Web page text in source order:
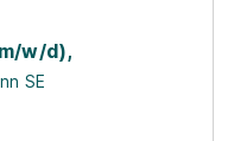
w/d),
SE